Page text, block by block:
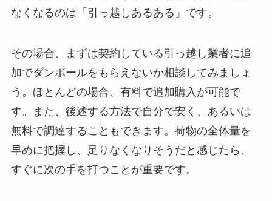
なくなるのは「引っ越しあるある」です。
その場合、まずは契約している引っ越し業者に追
加でダンボールをもらえないか相談 してみましょ
う。ほとんどの場合、有料で追加購入が可能で
す。また、後述する方法で自分で安く、あるいは
無料で調達することもできます。 荷物の全体量を
早めに把握 し、
足りなくなりそうだと感じたら、
すぐに次の手を打つことが重要です。